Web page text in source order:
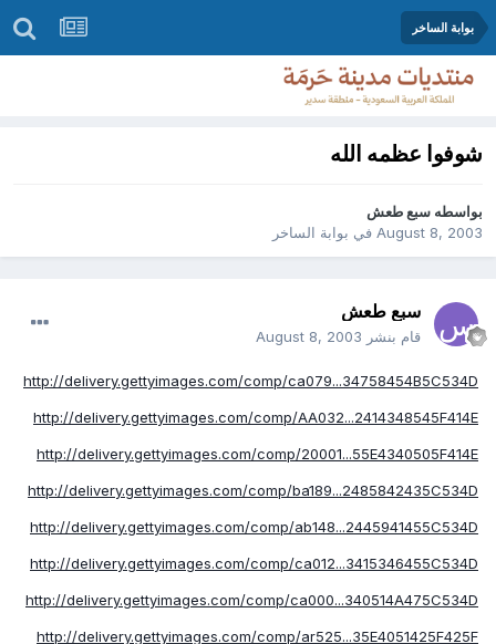
بوابة الساخر
شوفوا عظمه الله
بواسطه سبع طعش
August 8, 2003في بوابة الساخر
سبع طعش
قام بنشر August 8, 2003
http://delivery.gettyimages.com/comp/ca079...34758454B5C534D
http://delivery.gettyimages.com/comp/AA032...2414348545F414E
http://delivery.gettyimages.com/comp/20001...55E4340505F414E
http://delivery.gettyimages.com/comp/ba189...2485842435C534D
http://delivery.gettyimages.com/comp/ab148...2445941455C534D
http://delivery.gettyimages.com/comp/ca012...3415346455C534D
http://delivery.gettyimages.com/comp/ca000...340514A475C534D
http://delivery.gettyimages.com/comp/ar525...35E4051425F425F